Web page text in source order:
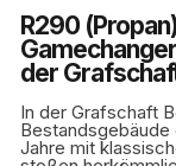
R290
der
In der Grafschaft
Jahre mit